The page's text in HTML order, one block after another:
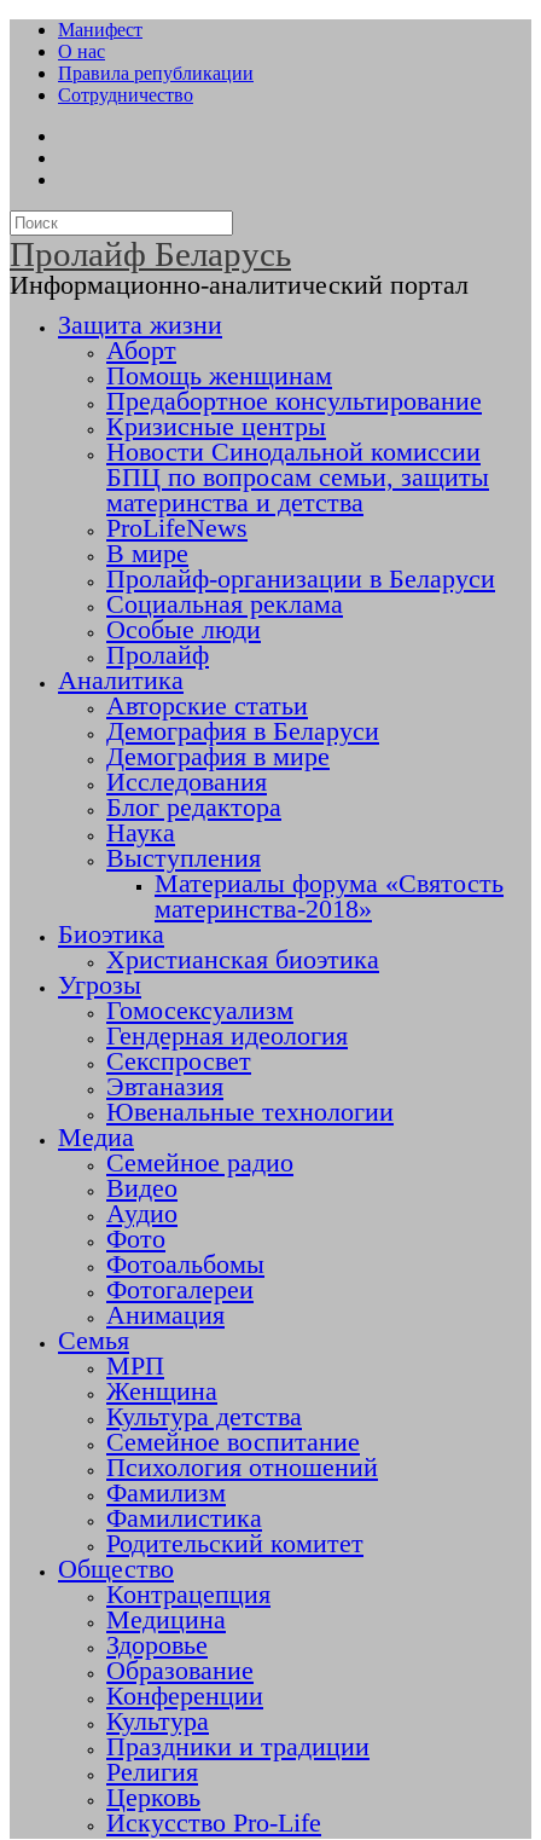
Манифест
О нас
Правила републикации
Сотрудничество
Пролайф Беларусь
Информационно-аналитический портал
Защита жизни
Аборт
Помощь женщинам
Предабортное консультирование
Кризисные центры
Новости Синодальной комиссии
БПЦ по вопросам семьи, защиты
материнства и детства
ProLifeNews
В мире
Пролайф-организации в Беларуси
Социальная реклама
Особые люди
Пролайф
Аналитика
Авторские статьи
Демография в Беларуси
Демография в мире
Исследования
Блог редактора
Наука
Выступления
Материалы форума «Святость
материнства-2018»
Биоэтика
Христианская биоэтика
Угрозы
Гомосексуализм
Гендерная идеология
Секспросвет
Эвтаназия
Ювенальные технологии
Медиа
Семейное радио
Видео
Аудио
Фото
Фотоальбомы
Фотогалереи
Анимация
Семья
МРП
Женщина
Культура детства
Семейное воспитание
Психология отношений
Фамилизм
Фамилистика
Родительский комитет
Общество
Контрацепция
Медицина
Здоровье
Образование
Конференции
Культура
Праздники и традиции
Религия
Церковь
Искусство Pro-Life